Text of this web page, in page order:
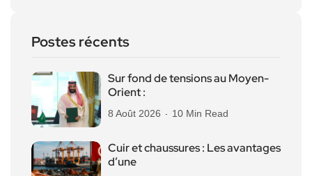
Postes récents
Sur fond de tensions au Moyen-
Orient :
8 Août 2026 10 Min Read
Cuir et chaussures : Les avantages
d’une